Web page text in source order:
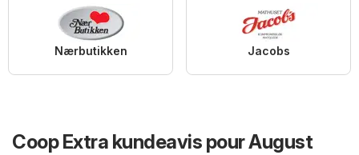
Nærbutikken Jacobs
Coop Extra kundeavis pour August